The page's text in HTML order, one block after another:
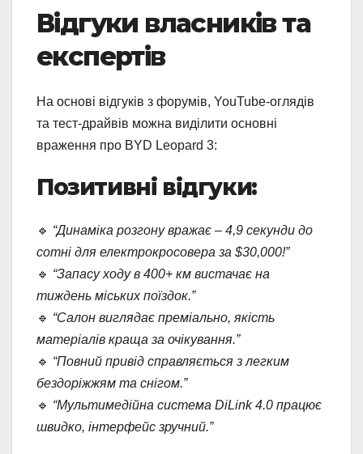
Відгуки власників та
експертів
На основі відгуків з форумів, YouTube-оглядів
та тест-драйвів можна виділити основні
враження про BYD Leopard 3:
Позитивні відгуки:
🔹 “Динаміка розгону вражає – 4,9 секунди до
сотні для електрокросовера за $30,000!”
🔹 “Запасу ходу в 400+ км вистачає на
тиждень міських поїздок.”
🔹 “Салон виглядає преміально, якість
матеріалів краща за очікування.”
🔹 “Повний привід справляється з легким
бездоріжжям та снігом.”
🔹 “Мультимедійна система DiLink 4.0 працює
швидко, інтерфейс зручний.”